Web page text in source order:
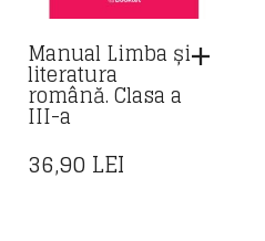
Manual Limba și
literatura
română. Clasa a
III-a
36,90 LEI